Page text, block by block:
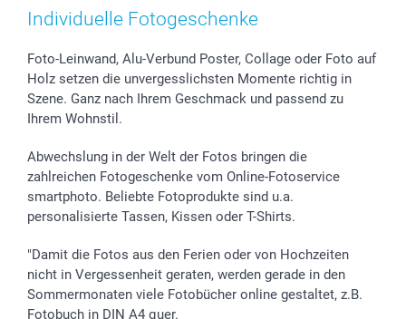
Individuelle Fotogeschenke
Foto-Leinwand, Alu-Verbund Poster, Collage oder Foto auf
Holz setzen die unvergesslichsten Momente richtig in
Szene. Ganz nach Ihrem Geschmack und passend zu
Ihrem Wohnstil.
Abwechslung in der Welt der Fotos bringen die
zahlreichen Fotogeschenke vom Online-Fotoservice
smartphoto. Beliebte Fotoprodukte sind u.a.
personalisierte Tassen, Kissen oder T-Shirts.
"Damit die Fotos aus den Ferien oder von Hochzeiten
nicht in Vergessenheit geraten, werden gerade in den
Sommermonaten viele Fotobücher online gestaltet, z.B.
Fotobuch in DIN A4 quer.